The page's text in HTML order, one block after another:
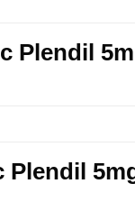
Plendil
Plendil